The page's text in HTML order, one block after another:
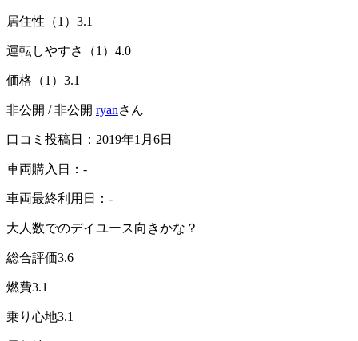
居住性（1） 3.1
運転しやすさ（1） 4.0
価格（1） 3.1
非公開 / 非公開 ryanさん
口コミ投稿日：2019年1月6日
車両購入日：-
車両最終利用日：-
大人数でのデイユース向きかな？
総合評価3.6
燃費3.1
乗り心地3.1